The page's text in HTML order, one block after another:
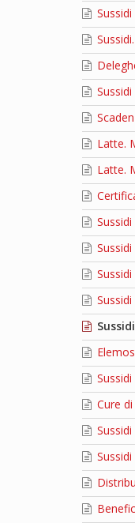
Sussidi
Latte.
Latte.
Cure